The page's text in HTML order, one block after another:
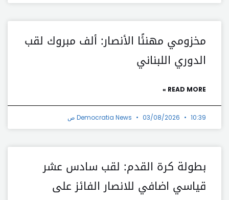
مخزومي مهنئًا الأنصار: ألف مبروك لقب
الدوري اللبناني
READ MORE »
Democratia News 03/08/2026 10:39 ص
بطولة كرة القدم: لقب سادس عشر
قياسي اضافي للانصار الفائز على